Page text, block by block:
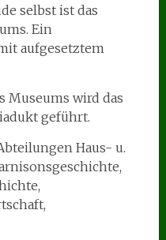
selbst ist das
Ein
aufgesetztem
Museums wird das
geführt.
Haus- u.